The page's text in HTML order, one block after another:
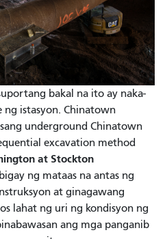
bakal na ito ay naka-
ng istasyon. Chinatown
underground Chinatown
excavation method
at Stockton
ng mataas na antas ng
at ginagawang
lahat ng uri ng kondisyon ng
ang mga panganib